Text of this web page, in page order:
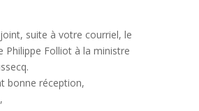
suite à votre courriel, le
Philippe Folliot à la ministre
bonne réception,